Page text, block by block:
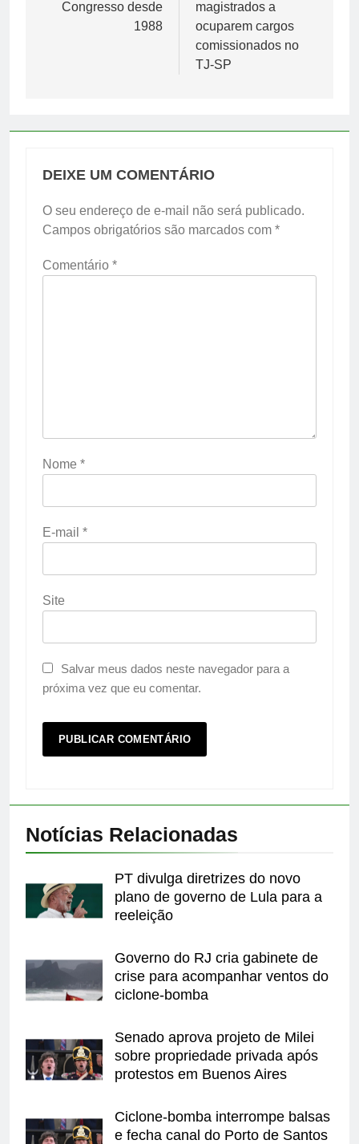
Congresso desde
1988
magistrados a
ocuparem cargos
comissionados no
TJ-SP
DEIXE UM COMENTÁRIO
O seu endereço de e-mail não será publicado.
Campos obrigatórios são marcados com *
Comentário *
Nome *
E-mail *
Site
Salvar meus dados neste navegador para a
próxima vez que eu comentar.
Notícias Relacionadas
PT divulga diretrizes do novo
plano de governo de Lula para a
reeleição
Governo do RJ cria gabinete de
crise para acompanhar ventos do
ciclone-bomba
Senado aprova projeto de Milei
sobre propriedade privada após
protestos em Buenos Aires
Ciclone-bomba interrompe balsas
e fecha canal do Porto de Santos